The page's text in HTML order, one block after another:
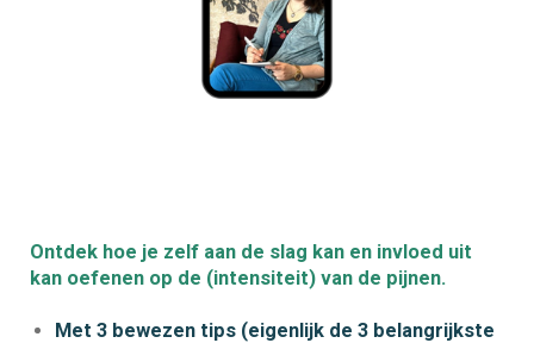
Ontdek hoe je zelf aan de slag kan en invloed uit
kan oefenen op de (intensiteit) van de pijnen.
Met 3 bewezen tips (eigenlijk de 3 belangrijkste